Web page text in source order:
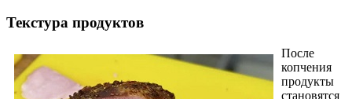
Текстура продуктов
После
копчения
продукты
становятся